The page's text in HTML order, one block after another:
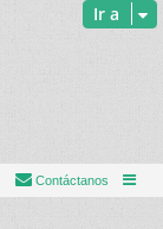
Ir a
Contáctanos